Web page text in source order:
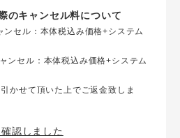
のキャンセル料について
セル：本体税込み価格+システム
ンセル：本体税込み価格+システム
かせて頂いた上でご返金致しま
確認しました